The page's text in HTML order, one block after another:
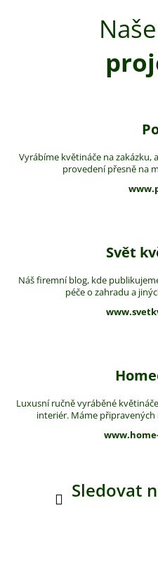
Vyrábíme květináče na
provedení přesně na
Svět
Náš firemní blog, kde
péče o zahradu a
Luxusní ručně vyráběné
interiér. Máme
Sledovat